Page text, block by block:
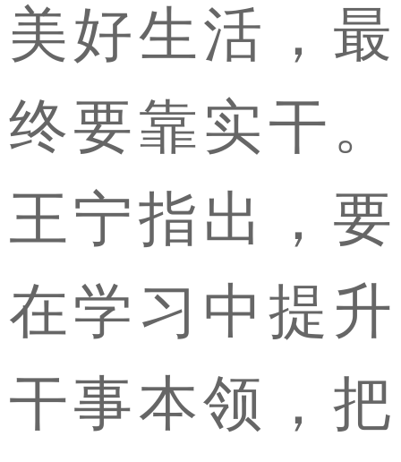
美好生活，最
终要靠实干。
王宁指出，要
在学习中提升
干事本领，把